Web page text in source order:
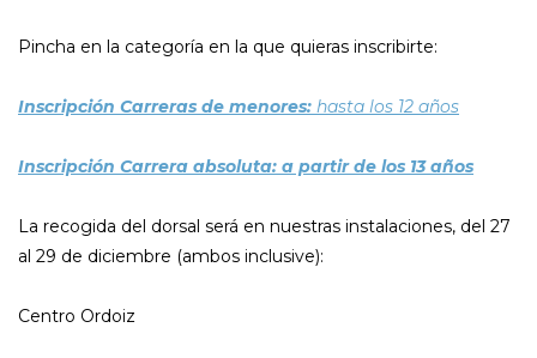
Pincha en la categoría en la que quieras inscribirte:
Inscripción Carreras de menores: hasta los 12 años
Inscripción Carrera absoluta: a partir de los 13 años
La recogida del dorsal será en nuestras instalaciones, del 27
al 29 de diciembre (ambos inclusive):
Centro Ordoiz